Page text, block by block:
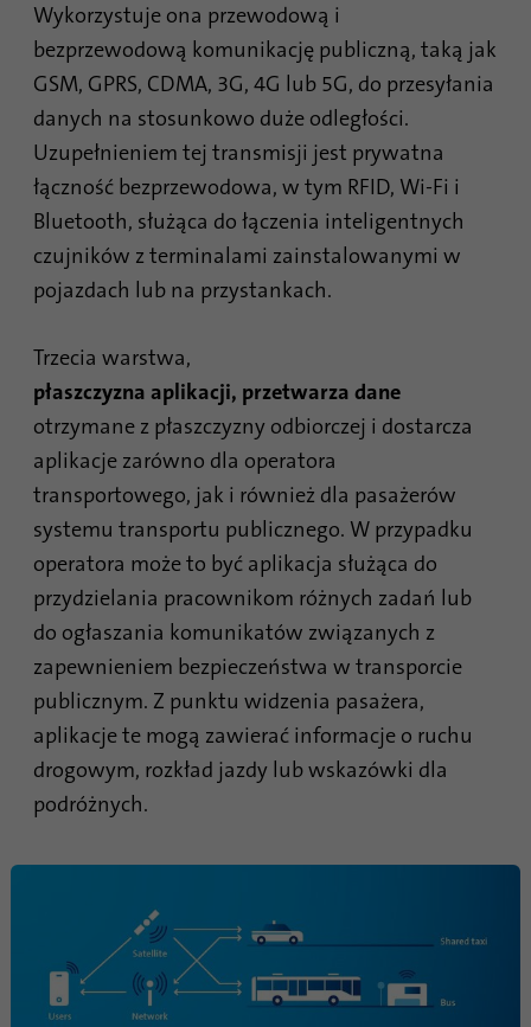
Wykorzystuje ona przewodową i
bezprzewodową komunikację publiczną, taką jak
GSM, GPRS, CDMA, 3G, 4G lub 5G, do przesyłania
danych na stosunkowo duże odległości.
Uzupełnieniem tej transmisji jest prywatna
łączność bezprzewodowa, w tym RFID, Wi-Fi i
Bluetooth, służąca do łączenia inteligentnych
czujników z terminalami zainstalowanymi w
pojazdach lub na przystankach.
Trzecia warstwa,
płaszczyzna aplikacji, przetwarza dane
otrzymane z płaszczyzny odbiorczej i dostarcza
aplikacje zarówno dla operatora
transportowego, jak i również dla pasażerów
systemu transportu publicznego. W przypadku
operatora może to być aplikacja służąca do
przydzielania pracownikom różnych zadań lub
do ogłaszania komunikatów związanych z
zapewnieniem bezpieczeństwa w transporcie
publicznym. Z punktu widzenia pasażera,
aplikacje te mogą zawierać informacje o ruchu
drogowym, rozkład jazdy lub wskazówki dla
podróżnych.